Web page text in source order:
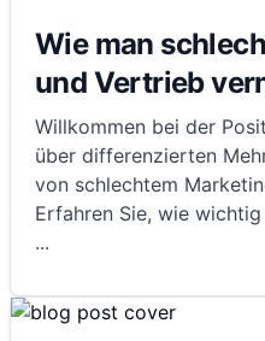
Wie man
und Vertrieb
Willkommen bei der
über differenzierten
von schlechtem
Erfahren Sie, wie
...